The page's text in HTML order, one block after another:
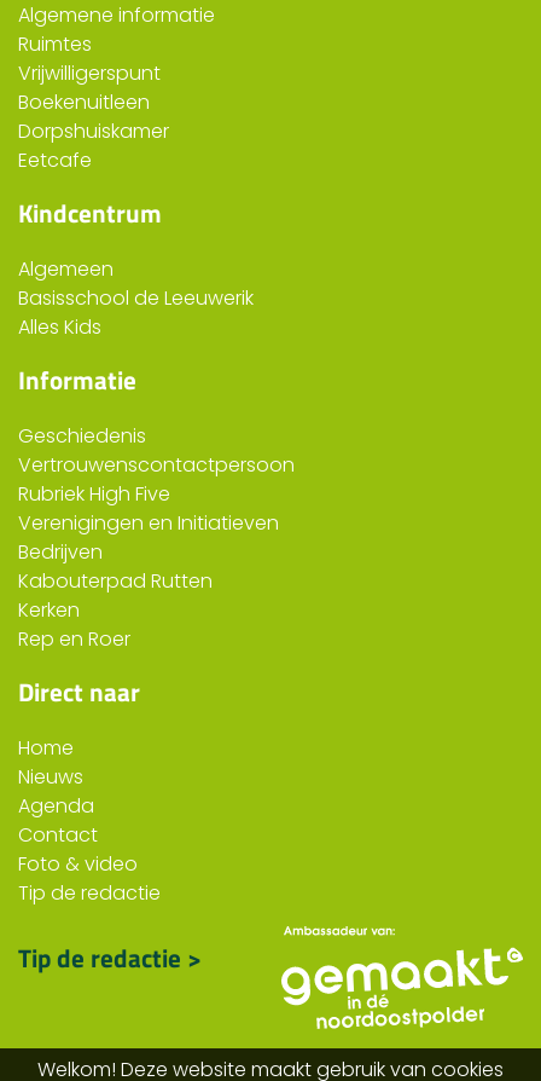
Algemene informatie
Ruimtes
Vrijwilligerspunt
Boekenuitleen
Dorpshuiskamer
Eetcafe
Kindcentrum
Algemeen
Basisschool de Leeuwerik
Alles Kids
Informatie
Geschiedenis
Vertrouwenscontactpersoon
Rubriek High Five
Verenigingen en Initiatieven
Bedrijven
Kabouterpad Rutten
Kerken
Rep en Roer
Direct naar
Home
Nieuws
Agenda
Contact
Foto & video
Tip de redactie
Tip de redactie >
Welkom! Deze website maakt gebruik van cookies